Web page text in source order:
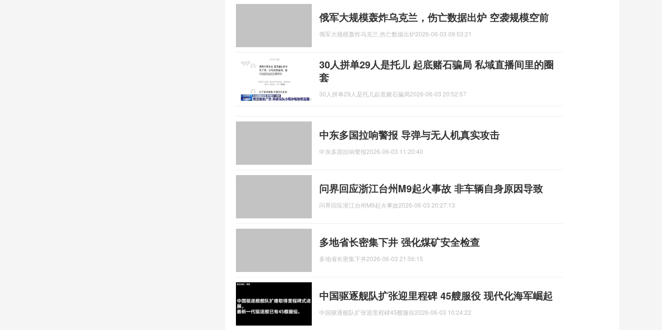
俄军大规模轰炸乌克兰，伤亡数据出炉 空袭规模空前
俄军大规模轰炸乌克兰,伤亡数据出炉2026-06-03 09:53:21
30人拼单29人是托儿 起底赌石骗局 私域直播间里的圈
套
30人拼单29人是托儿起底赌石骗局2026-06-03 20:52:57
中东多国拉响警报 导弹与无人机真实攻击
中东多国拉响警报2026-06-03 11:20:40
问界回应浙江台州M9起火事故 非车辆自身原因导致
问界回应浙江台州M9起火事故2026-06-03 20:27:13
多地省长密集下井 强化煤矿安全检查
多地省长密集下井2026-06-03 21:56:15
中国驱逐舰队扩张迎里程碑 45艘服役 现代化海军崛起
中国驱逐舰队扩张迎里程碑45艘服役2026-06-03 10:24:22